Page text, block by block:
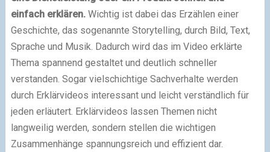
einfach erklären.Wichtig ist dabei das Erzählen einer
Geschichte, das sogenannte Storytelling, durch Bild, Text,
Sprache und Musik. Dadurch wird das im Video erklärte
Thema spannend gestaltet und deutlich schneller
verstanden. Sogar vielschichtige Sachverhalte werden
durch Erklärvideos interessant und leicht verständlich für
jeden erläutert. Erklärvideos lassen Themen nicht
langweilig werden, sondern stellen die wichtigen
Zusammenhänge spannungsreich und effizient dar.